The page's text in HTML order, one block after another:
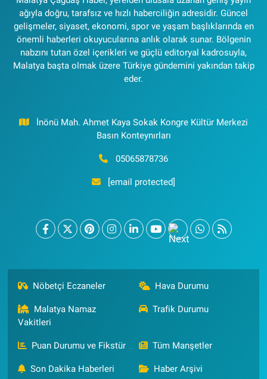
ağıyla doğru, tarafsız ve hızlı haberciliğin adresidir. Güncel
gelişmeler, siyaset, ekonomi, spor ve yaşam başlıklarında en
önemli haberleri okuyucularına anlık olarak sunar. Bölgenin
nabzını tutan özel içerikleri ve güçlü editoryal kadrosuyla,
Malatya başta olmak üzere Türkiye gündemini yakından takip
eder.
İnönü Mah. Ahmet Kaya Sokak Kongre Kültür Merkezi
Basın Konteynırları
05065878736
[email protected]
Nöbetçi Eczaneler Hava Durumu
Malatya Namaz
Vakitleri
Trafik Durumu
Puan Durumu ve Fikstür Tüm Manşetler
Son Dakika Haberleri Haber Arşivi